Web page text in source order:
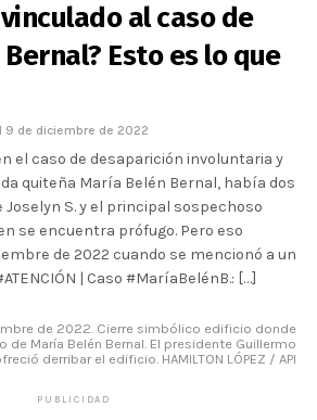
al caso de
Esto es lo que
9 de diciembre de 2022
el caso de desaparición involuntaria y
quiteña María Belén Bernal, había dos
S. y el principal sospechoso
se encuentra prófugo. Pero eso
de 2022 cuando se mencionó a un
| Caso #MaríaBelénB.: […]
de 2022. Cierre simbólico edificio donde
de María Belén Bernal. El presidente Guillermo
derribar el edificio. HAMILTON LÓPEZ / API
PUBLICIDAD